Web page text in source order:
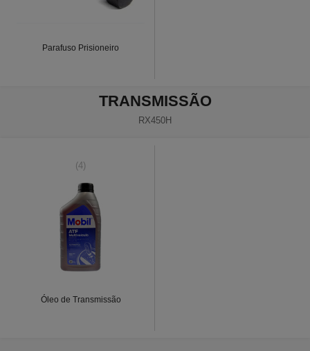
Parafuso Prisioneiro
TRANSMISSÃO
RX450H
(4)
Óleo de Transmissão